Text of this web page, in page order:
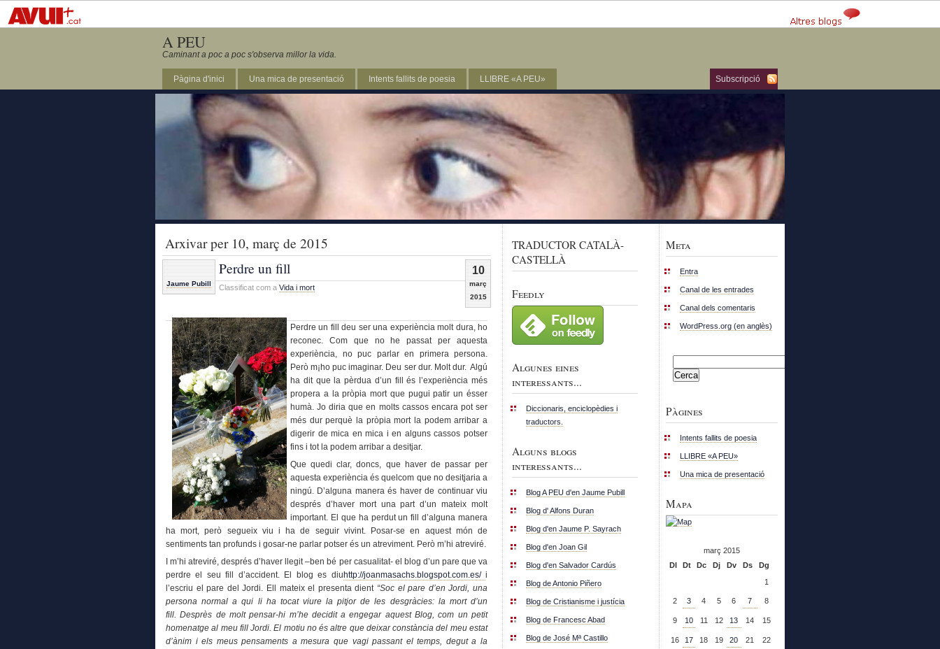
A PEU
Caminant a poc a poc s'observa millor la vida.
Subscripció
Pàgina d'inici Una mica de presentació Intents fallits de poesia LLIBRE «A PEU»
Arxivar per 10, març de 2015
10
març
2015
Jaume Pubill
Perdre un fill
Classificat com a Vida i mort
Perdre un fill deu ser una experiència molt dura, ho
reconec. Com que no he passat per aquesta
experiència, no puc parlar en primera persona.
Però m¡ho puc imaginar. Deu ser dur. Molt dur. Algú
ha dit que la pèrdua d’un fill és l’experiència més
propera a la pròpia mort que pugui patir un ésser
humà. Jo diria que en molts cassos encara pot ser
més dur perquè la pròpia mort la podem arribar a
digerir de mica en mica i en alguns cassos potser
fins i tot la podem arribar a desitjar.
Que quedi clar, doncs, que haver de passar per
aquesta experiència és quelcom que no desitjaria a
ningú. D’alguna manera és haver de continuar viu
després d’haver mort una part d’un mateix molt
important. El que ha perdut un fill d’alguna manera
ha mort, però segueix viu i ha de seguir vivint. Posar-se en aquest món de
sentiments tan profunds i gosar-ne parlar potser és un atreviment. Però m’hi atreviré.
I m’hi atreviré, després d’haver llegit –ben bé per casualitat- el blog d’un pare que va
perdre el seu fill d’accident. El blog es diu http://joanmasachs.blogspot.com.es/i
l’escriu el pare del Jordi. Ell mateix el presenta dient “Soc el pare d’en Jordi, una
persona normal a qui li ha tocat viure la pitjor de les desgràcies: la mort d’un
fill. Desprès de molt pensar-hi m’he decidit a engegar aquest Blog, com un petit
homenatge al meu fill Jordi. El motiu no és altre que deixar constància del meu estat
d’ànim i els meus pensaments a mesura que vagi passant el temps, degut a la
TRADUCTOR CATALÀ-
CASTELLÀ
Feedly
Algunes eines
interessants...
Diccionaris, enciclopèdies i
traductors.
Alguns blogs
interessants...
Blog A PEU d'en Jaume Pubill
Blog d' Alfons Duran
Blog d'en Jaume P. Sayrach
Blog d'en Joan Gil
Blog d'en Salvador Cardús
Blog de Antonio Piñero
Blog de Cristianisme i justícia
Blog de Francesc Abad
Blog de José Mª Castillo
Meta
Entra
Canal de les entrades
Canal dels comentaris
WordPress.org (en anglès)
Pàgines
Intents fallits de poesia
LLIBRE «A PEU»
Una mica de presentació
Mapa
març 2015
Dl
Dt Dc Dj Dv Ds
Dg
1
2 3 4 5 6 7 8
9 10 11 12 13 14 15
16 17 18 19 20 21 22